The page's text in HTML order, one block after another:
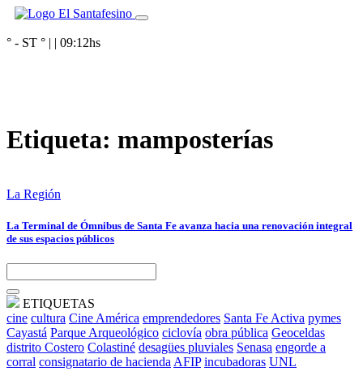
° - ST ° | | 09:12hs
Etiqueta: mamposterías
La Región
La Terminal de Ómnibus de Santa Fe avanza hacia una renovación integral
de sus espacios públicos
ETIQUETAS
cine cultura Cine América emprendedores Santa Fe Activa pymes
Cayastá Parque Arqueológico ciclovía obra pública Geoceldas
distrito Costero Colastiné desagües pluviales Senasa engorde a
corral consignatario de hacienda AFIP incubadoras UNL